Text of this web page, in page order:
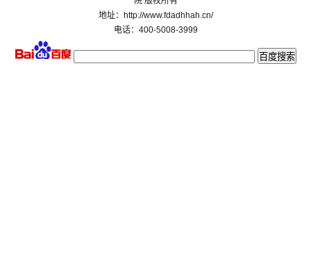
地址：http://www.fdadhhah.cn/
电话：400-5008-3999